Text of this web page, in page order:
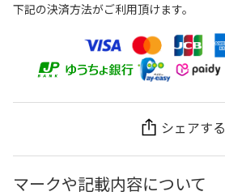
下記の決済方法がご利用頂けます。
シェアする
マークや記載内容について